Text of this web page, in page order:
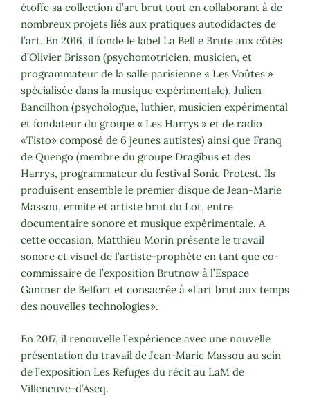
étoffe sa collection d’art brut tout en collaborant à de
nombreux projets liés aux pratiques autodidactes de
l’art. En 2016, il fonde le label La Bell e Brute aux côtés
d’Olivier Brisson (psychomotricien, musicien, et
programmateur de la salle parisienne « Les Voûtes »
spécialisée dans la musique expérimentale), Julien
Bancilhon (psychologue, luthier, musicien expérimental
et fondateur du groupe « Les Harrys » et de radio
«Tisto» composé de 6 jeunes autistes) ainsi que Franq
de Quengo (membre du groupe Dragibus et des
Harrys, programmateur du festival Sonic Protest. Ils
produisent ensemble le premier disque de Jean-Marie
Massou, ermite et artiste brut du Lot, entre
documentaire sonore et musique expérimentale. A
cette occasion, Matthieu Morin présente le travail
sonore et visuel de l’artiste-prophète en tant que co-
commissaire de l’exposition Brutnow à l’Espace
Gantner de Belfort et consacrée à «l’art brut aux temps
des nouvelles technologies».
En 2017, il renouvelle l’expérience avec une nouvelle
présentation du travail de Jean-Marie Massou au sein
de l’exposition Les Refuges du récit au LaM de
Villeneuve-d’Ascq.